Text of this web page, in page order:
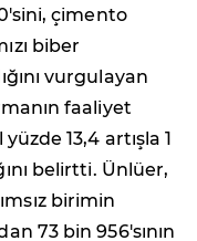
çimento
biber
vurgulayan
faaliyet
13,4 artışla 1
belirtti. Ünlüer,
birimin
73 bin 956'sının